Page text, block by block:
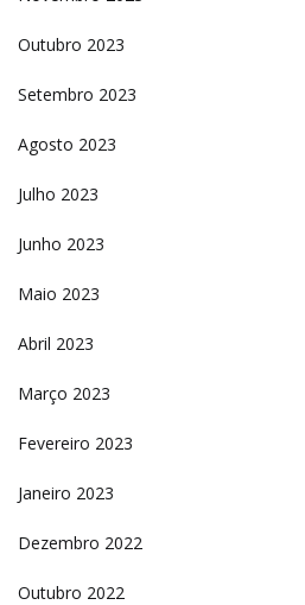
Outubro 2023
Setembro 2023
Agosto 2023
Julho 2023
Junho 2023
Maio 2023
Abril 2023
Março 2023
Fevereiro 2023
Janeiro 2023
Dezembro 2022
Outubro 2022